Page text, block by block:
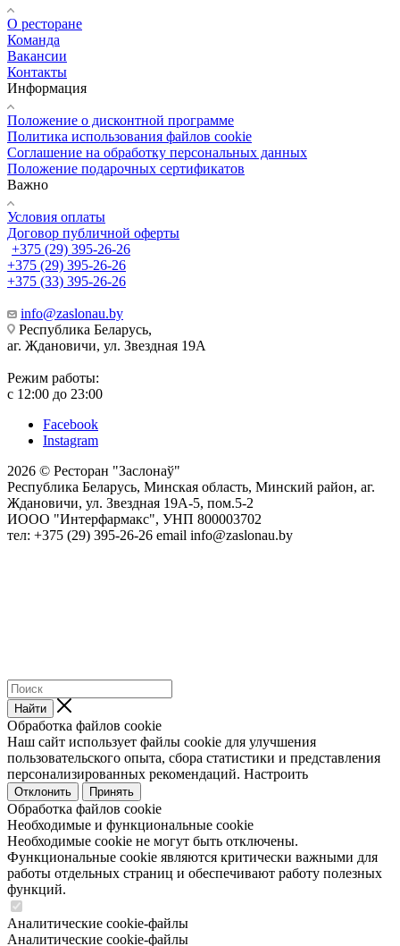
О ресторане
Команда
Вакансии
Контакты
Информация
Положение о дисконтной программе
Политика использования файлов cookie
Соглашение на обработку персональных данных
Положение подарочных сертификатов
Важно
Условия оплаты
Договор публичной оферты
+375 (29) 395-26-26
+375 (29) 395-26-26
+375 (33) 395-26-26
info@zaslonau.by
Республика Беларусь,
аг. Ждановичи, ул. Звездная 19А
Режим работы:
с 12:00 до 23:00
Facebook
Instagram
2026 © Ресторан "Заслонаў"
Республика Беларусь, Минская область, Минский район, аг.
Ждановичи, ул. Звездная 19А-5, пом.5-2
ИООО "Интерфармакс", УНП 800003702
тел: +375 (29) 395-26-26 email info@zaslonau.by
Найти
Обработка файлов cookie
Наш сайт использует файлы cookie для улучшения
пользовательского опыта, сбора статистики и представления
персонализированных рекомендаций. Настроить
Отклонить Принять
Обработка файлов cookie
Необходимые и функциональные cookie
Необходимые cookie не могут быть отключены.
Функциональные cookie являются критически важными для
работы отдельных страниц и обеспечивают работу полезных
функций.
Аналитические cookie-файлы
Аналитические cookie-файлы